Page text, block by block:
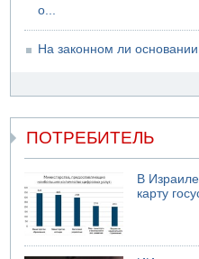
о...
На законном ли
ПОТРЕБИТЕЛЬ
В
карту